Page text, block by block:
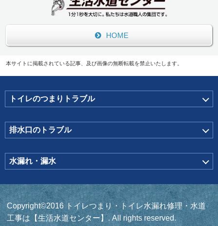
HOME
本サイトに掲載されている記事、及び画像の無断転載を禁止いたします。
トイレのつまりトラブル
排水口のトラブル
水漏れ・漏水
Copyright©2016 トイレつまり・トイレ水漏れ修理・水道
工事は【生活水道センター】. All rights reserved.